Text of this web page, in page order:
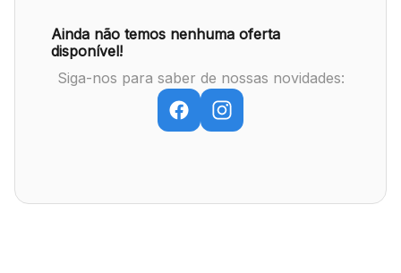
Mapa Virtual
Ainda não temos nenhuma oferta
disponível!
Siga-nos para saber de nossas novidades: